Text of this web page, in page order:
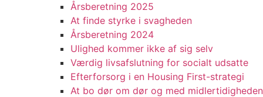
Årsberetning 2025
At finde styrke i svagheden
Årsberetning 2024
Ulighed kommer ikke af sig selv
Værdig livsafslutning for socialt udsatte
Efterforsorg i en Housing First-strategi
At bo dør om dør og med midlertidigheden